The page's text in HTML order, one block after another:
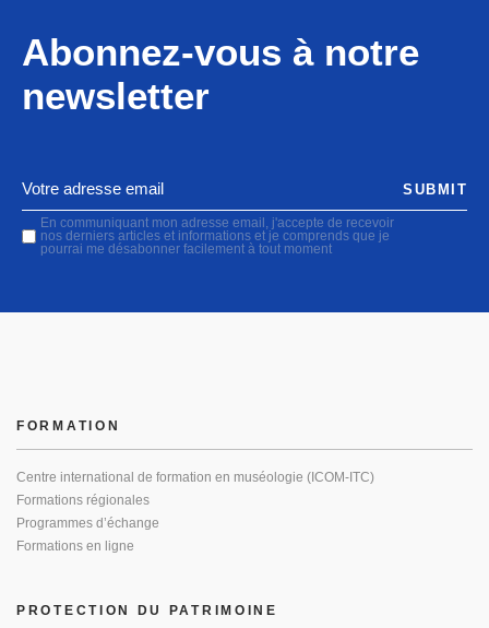
Abonnez-vous à notre
newsletter
En communiquant mon adresse email, j'accepte de recevoir
nos derniers articles et informations et je comprends que je
pourrai me désabonner facilement à tout moment
SUBMIT
PROTECTION DU PATRIMOINE
FORMATION
Centre international de formation en muséologie (ICOM-ITC)
Formations régionales
Programmes d’échange
Formations en ligne